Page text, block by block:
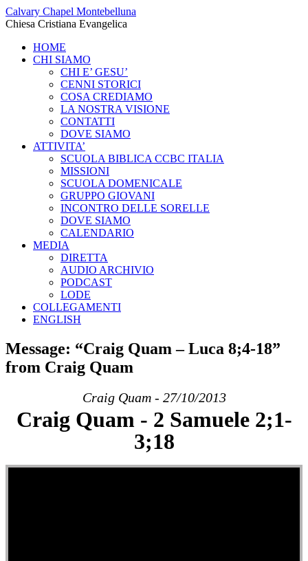
Calvary Chapel Montebelluna
Chiesa Cristiana Evangelica
HOME
CHI SIAMO
CHI E’ GESU’
CENNI STORICI
COSA CREDIAMO
LA NOSTRA VISIONE
CONTATTI
DOVE SIAMO
ATTIVITA’
SCUOLA BIBLICA CCBC ITALIA
MISSIONI
SCUOLA DOMENICALE
GRUPPO GIOVANI
INCONTRO DELLE SORELLE
DOVE SIAMO
CALENDARIO
MEDIA
DIRETTA
AUDIO ARCHIVIO
PODCAST
LODE
COLLEGAMENTI
ENGLISH
Message: “Craig Quam – Luca 8;4-18”
from Craig Quam
Craig Quam - 27/10/2013
Craig Quam - 2 Samuele 2;1-
3;18